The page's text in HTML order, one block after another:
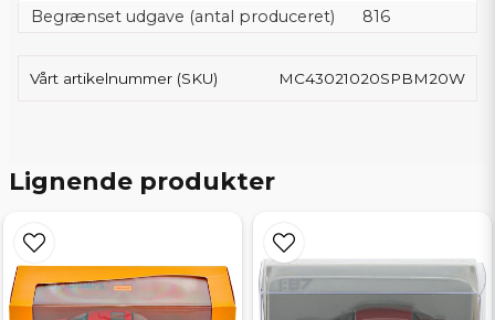
Begrænset udgave (antal produceret)
816
Vårt artikelnummer (SKU) MC43021020SPBM20W
Lignende produkter